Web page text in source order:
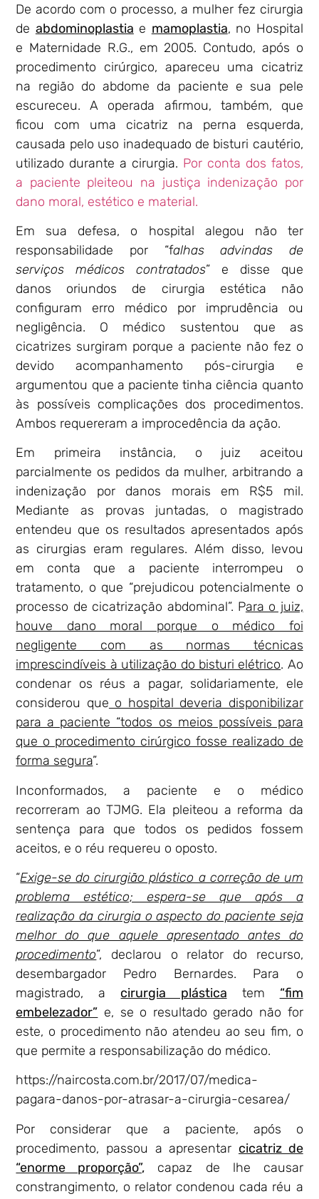
De acordo com o processo, a mulher fez cirurgia
de abdominoplastia e mamoplastia, no Hospital
e Maternidade R.G., em 2005. Contudo, após o
procedimento cirúrgico, apareceu uma cicatriz
na região do abdome da paciente e sua pele
escureceu. A operada afirmou, também, que
ficou com uma cicatriz na perna esquerda,
causada pelo uso inadequado de bisturi cautério,
utilizado durante a cirurgia. Por conta dos fatos,
a paciente pleiteou na justiça indenização por
dano moral, estético e material.
Em sua defesa, o hospital alegou não ter
responsabilidade por “falhas advindas de
serviços médicos contratados” e disse que
danos oriundos de cirurgia estética não
configuram erro médico por imprudência ou
negligência. O médico sustentou que as
cicatrizes surgiram porque a paciente não fez o
devido acompanhamento pós-cirurgia e
argumentou que a paciente tinha ciência quanto
às possíveis complicações dos procedimentos.
Ambos requereram a improcedência da ação.
Em primeira instância, o juiz aceitou
parcialmente os pedidos da mulher, arbitrando a
indenização por danos morais em R$5 mil.
Mediante as provas juntadas, o magistrado
entendeu que os resultados apresentados após
as cirurgias eram regulares. Além disso, levou
em conta que a paciente interrompeu o
tratamento, o que “prejudicou potencialmente o
processo de cicatrização abdominal”. Para o juiz,
houve dano moral porque o médico foi
negligente com as normas técnicas
imprescindíveis à utilização do bisturi elétrico. Ao
condenar os réus a pagar, solidariamente, ele
considerou que o hospital deveria disponibilizar
para a paciente “todos os meios possíveis para
que o procedimento cirúrgico fosse realizado de
forma segura”.
Inconformados, a paciente e o médico
recorreram ao TJMG. Ela pleiteou a reforma da
sentença para que todos os pedidos fossem
aceitos, e o réu requereu o oposto.
“Exige-se do cirurgião plástico a correção de um
problema estético; espera-se que após a
realização da cirurgia o aspecto do paciente seja
melhor do que aquele apresentado antes do
procedimento”, declarou o relator do recurso,
desembargador Pedro Bernardes. Para o
magistrado, a cirurgia plástica tem “fim
embelezador” e, se o resultado gerado não for
este, o procedimento não atendeu ao seu fim, o
que permite a responsabilização do médico.
https://naircosta.com.br/2017/07/medica-
pagara-danos-por-atrasar-a-cirurgia-cesarea/
Por considerar que a paciente, após o
procedimento, passou a apresentar cicatriz de
“enorme proporção”, capaz de lhe causar
constrangimento, o relator condenou cada réu a